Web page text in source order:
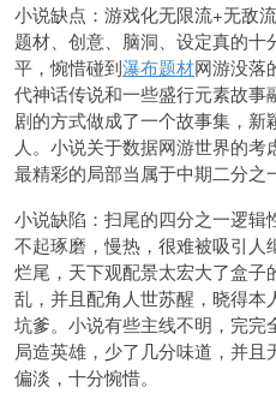
小说缺点：游戏化无限流+无敌
题材、创意、脑洞、设定真的
平，惋惜碰到瀑布题材网游没落
代神话传说和一些盛行元素故
剧的方式做成了一个故事集，新
人。小说关于数据网游世界的
最精彩的局部当属于中期二分之
小说缺陷：扫尾的四分之一逻
不起琢磨，慢热，很难被吸引
烂尾，天下观配景太宏大了盒子
乱，并且配角人世苏醒，晓得本
坑爹。小说有些主线不明，完
局造英雄，少了几分味道，并且
偏淡，十分惋惜。